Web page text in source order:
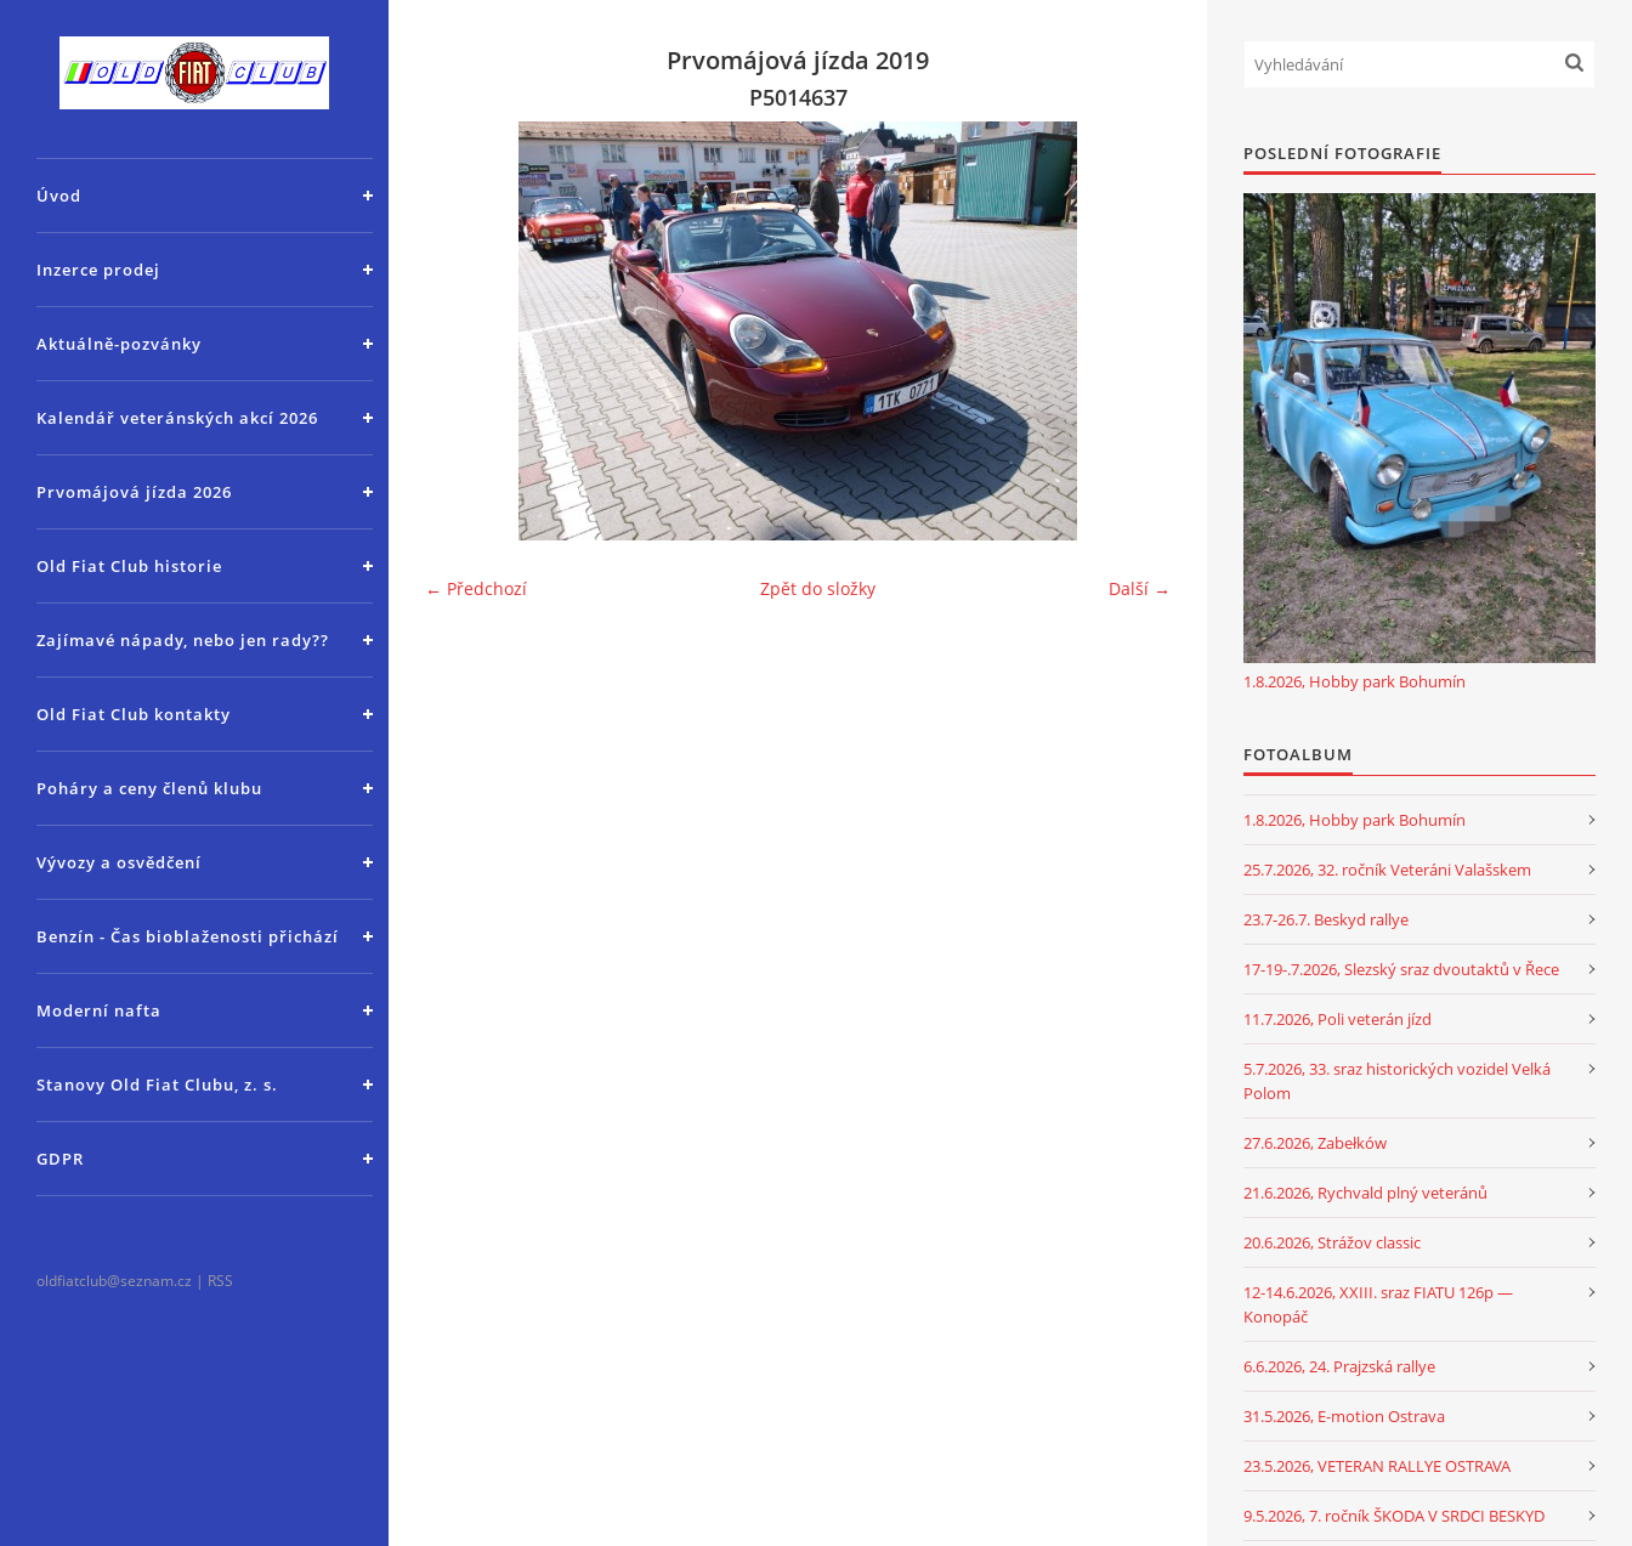
Úvod
Inzerce prodej
Aktuálně-pozvánky
Kalendář veteránských akcí 2026
Prvomájová jízda 2026
Old Fiat Club historie
Zajímavé nápady, nebo jen rady??
Old Fiat Club kontakty
Poháry a ceny členů klubu
Vývozy a osvědčení
Benzín - Čas bioblaženosti přichází
Moderní nafta
Stanovy Old Fiat Clubu, z. s.
GDPR
oldfiatclub@seznam.cz | RSS
Prvomájová jízda 2019
P5014637
← Předchozí Další →
Zpět do složky
POSLEDNÍ FOTOGRAFIE
1.8.2026, Hobby park Bohumín
FOTOALBUM
1.8.2026, Hobby park Bohumín
25.7.2026, 32. ročník Veteráni Valašskem
23.7-26.7. Beskyd rallye
17-19-.7.2026, Slezský sraz dvoutaktů v Řece
11.7.2026, Poli veterán jízd
5.7.2026, 33. sraz historických vozidel Velká
Polom
27.6.2026, Zabełków
21.6.2026, Rychvald plný veteránů
20.6.2026, Strážov classic
12-14.6.2026, XXIII. sraz FIATU 126p —
Konopáč
6.6.2026, 24. Prajzská rallye
31.5.2026, E-motion Ostrava
23.5.2026, VETERAN RALLYE OSTRAVA
9.5.2026, 7. ročník ŠKODA V SRDCI BESKYD